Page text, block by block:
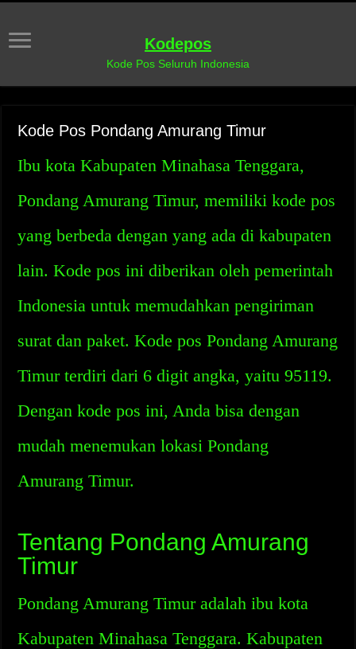
Kodepos
Kode Pos Seluruh Indonesia
Kode Pos Pondang Amurang Timur
Ibu kota Kabupaten Minahasa Tenggara,
Pondang Amurang Timur, memiliki kode pos
yang berbeda dengan yang ada di kabupaten
lain. Kode pos ini diberikan oleh pemerintah
Indonesia untuk memudahkan pengiriman
surat dan paket. Kode pos Pondang Amurang
Timur terdiri dari 6 digit angka, yaitu 95119.
Dengan kode pos ini, Anda bisa dengan
mudah menemukan lokasi Pondang
Amurang Timur.
Tentang Pondang Amurang
Timur
Pondang Amurang Timur adalah ibu kota
Kabupaten Minahasa Tenggara. Kabupaten